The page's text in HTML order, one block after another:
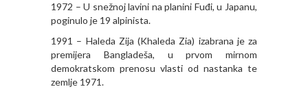
1972 – U snežnoj lavini na planini Fuđi, u Japanu,
poginulo je 19 alpinista.
1991 – Haleda Zija (Khaleda Zia) izabrana je za
premijera Bangladeša, u prvom mirnom
demokratskom prenosu vlasti od nastanka te
zemlje 1971.